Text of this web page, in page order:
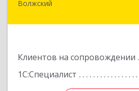
Волжский
Клиентов на сопровождении
1С:Специалист
404120, Волгоградская